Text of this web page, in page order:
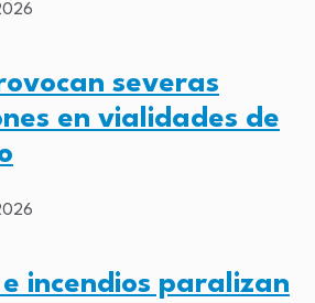
severas
en vialidades de
e incendios paralizan